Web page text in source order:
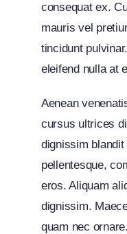
consequat ex.
mauris vel
tincidunt
eleifend nulla at
Aenean
cursus ultrices
dignissim
pellentesque,
eros. Aliquam
dignissim.
quam nec